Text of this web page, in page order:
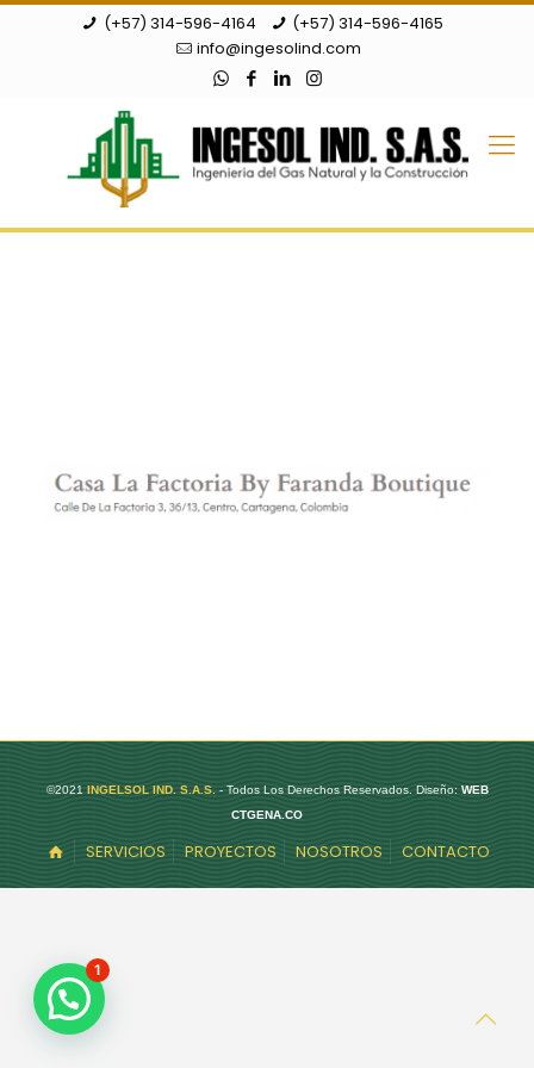
(+57) 314-596-4164
(+57) 314-596-4165
info@ingesolind.com
©2021 INGELSOL IND. S.A.S. - Todos Los Derechos Reservados. Diseño: WEB
CTGENA.CO
SERVICIOS PROYECTOS NOSOTROS CONTACTO
1